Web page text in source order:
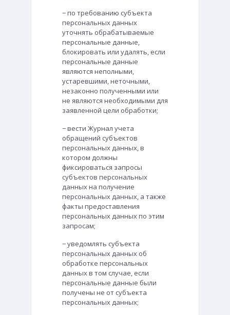
− по требованию субъекта
персональных данных
уточнять обрабатываемые
персональные данные,
блокировать или удалять, если
персональные данные
являются неполными,
устаревшими, неточными,
незаконно полученными или
не являются необходимыми для
заявленной цели обработки;
− вести Журнал учета
обращений субъектов
персональных данных, в
котором должны
фиксироваться запросы
субъектов персональных
данных на получение
персональных данных, а также
факты предоставления
персональных данных по этим
запросам;
− уведомлять субъекта
персональных данных об
обработке персональных
данных в том случае, если
персональные данные были
получены не от субъекта
персональных данных;